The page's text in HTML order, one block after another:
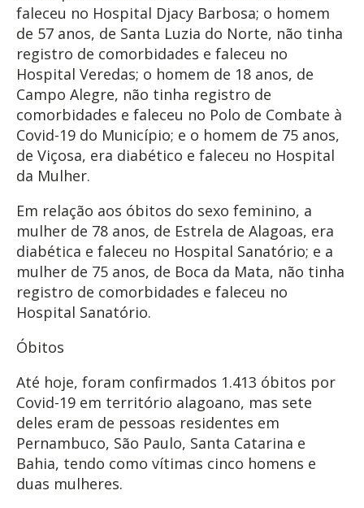
faleceu no Hospital Djacy Barbosa; o homem
de 57 anos, de Santa Luzia do Norte, não tinha
registro de comorbidades e faleceu no
Hospital Veredas; o homem de 18 anos, de
Campo Alegre, não tinha registro de
comorbidades e faleceu no Polo de Combate à
Covid-19 do Município; e o homem de 75 anos,
de Viçosa, era diabético e faleceu no Hospital
da Mulher.
Em relação aos óbitos do sexo feminino, a
mulher de 78 anos, de Estrela de Alagoas, era
diabética e faleceu no Hospital Sanatório; e a
mulher de 75 anos, de Boca da Mata, não tinha
registro de comorbidades e faleceu no
Hospital Sanatório.
Óbitos
Até hoje, foram confirmados 1.413 óbitos por
Covid-19 em território alagoano, mas sete
deles eram de pessoas residentes em
Pernambuco, São Paulo, Santa Catarina e
Bahia, tendo como vítimas cinco homens e
duas mulheres.